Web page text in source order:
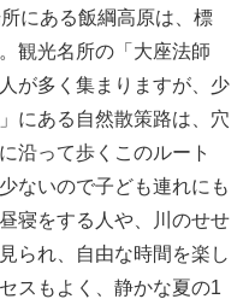
にある飯綱高原は、標
観光名所の「大座法師
が多く集まりますが、少
にある自然散策路は、穴
沿って歩くこのルート
ないので子ども連れにも
寝をする人や、川のせせ
られ、自由な時間を楽し
スもよく、静かな夏の1